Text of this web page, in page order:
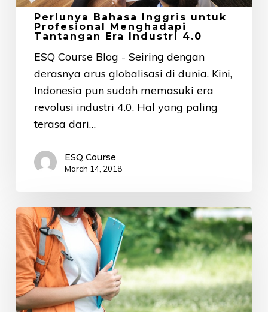
4.0
Perlunya Bahasa Inggris untuk
Profesional Menghadapi
Tantangan Era Industri 4.0
ESQ Course Blog - Seiring dengan
derasnya arus globalisasi di dunia. Kini,
Indonesia pun sudah memasuki era
revolusi industri 4.0. Hal yang paling
terasa dari…
ESQ Course
March 14, 2018
Mau
Lulus
Seleksi
Beasiswa
ke
Malaysia?